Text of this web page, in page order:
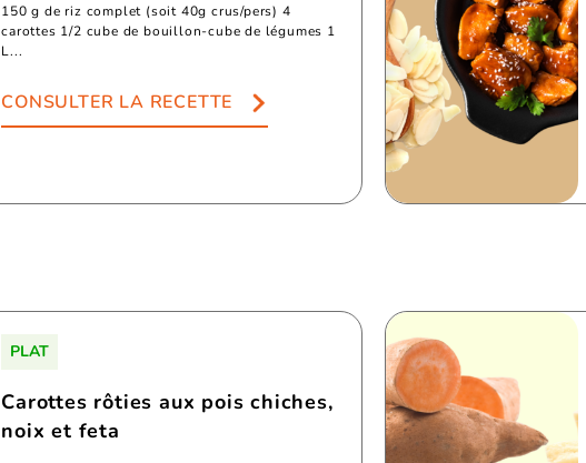
150 g de riz complet (soit 40g crus/pers) 4
carottes 1/2 cube de bouillon-cube de légumes 1
L...
CONSULTER LA RECETTE
PLAT
Carottes rôties aux pois chiches,
noix et feta